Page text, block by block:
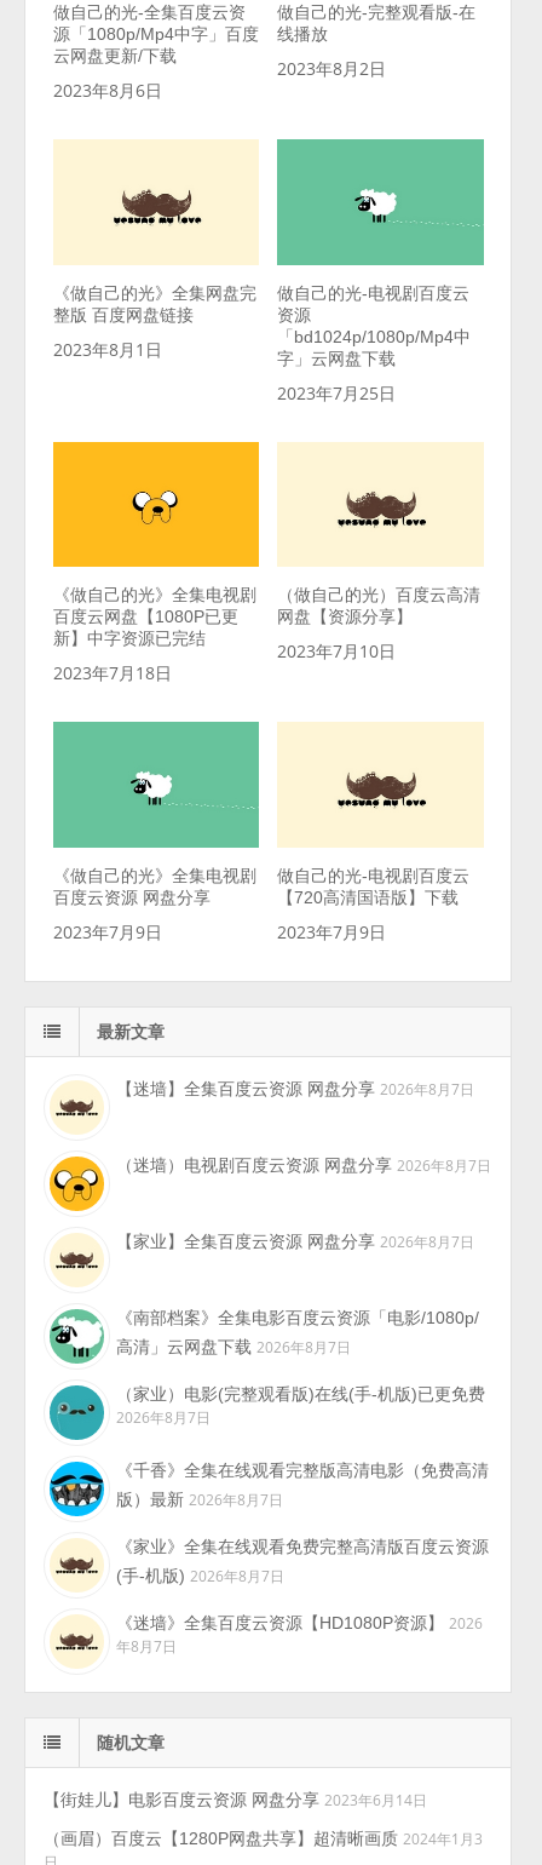
做自己的光-全集百度云资
源「1080p/Mp4中字」百度
云网盘更新/下载
2023年8月6日
做自己的光-完整观看版-在
线播放
2023年8月2日
《做自己的光》全集网盘完
整版 百度网盘链接
2023年8月1日
做自己的光-电视剧百度云
资源
「bd1024p/1080p/Mp4中
字」云网盘下载
2023年7月25日
《做自己的光》全集电视剧
百度云网盘【1080P已更
新】中字资源已完结
2023年7月18日
（做自己的光）百度云高清
网盘【资源分享】
2023年7月10日
《做自己的光》全集电视剧
百度云资源 网盘分享
2023年7月9日
做自己的光-电视剧百度云
【720高清国语版】下载
2023年7月9日
最新文章
【迷墙】全集百度云资源 网盘分享 2026年8月7日
（迷墙）电视剧百度云资源 网盘分享 2026年8月7日
【家业】全集百度云资源 网盘分享 2026年8月7日
《南部档案》全集电影百度云资源「电影/1080p/
高清」云网盘下载 2026年8月7日
（家业）电影(完整观看版)在线(手-机版)已更免费
2026年8月7日
《千香》全集在线观看完整版高清电影（免费高清
版）最新 2026年8月7日
《家业》全集在线观看免费完整高清版百度云资源
(手-机版) 2026年8月7日
《迷墙》全集百度云资源【HD1080P资源】
2026
年8月7日
随机文章
【街娃儿】电影百度云资源 网盘分享 2023年6月14日
（画眉）百度云【1280P网盘共享】超清晰画质 2024年1月3